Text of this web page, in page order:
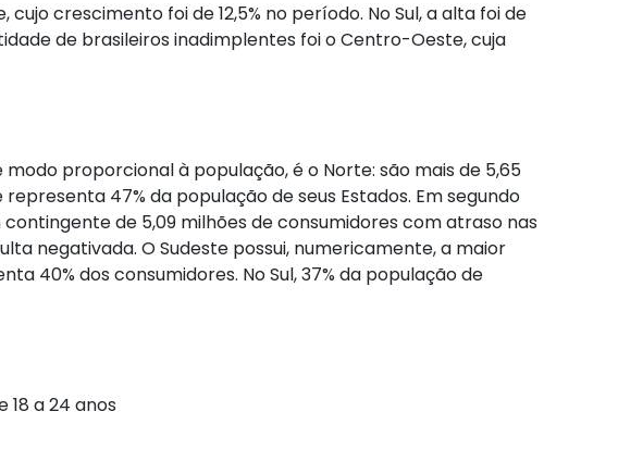
crescimento foi de 12,5% no período. No Sul, a alta foi de
de brasileiros inadimplentes foi o Centro-Oeste, cuja
proporcional à população, é o Norte: são mais de 5,65
47% da população de seus Estados. Em segundo
de 5,09 milhões de consumidores com atraso nas
negativada. O Sudeste possui, numericamente, a maior
40% dos consumidores. No Sul, 37% da população de
a 24 anos